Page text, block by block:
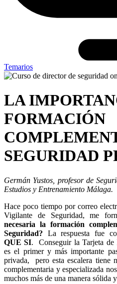
Temarios
LA
FORMACIÓN
SEGURIDAD
Germán Yustos, profesor de
Estudios y Entrenamiento Málaga.
Hace poco tiempo por correo
Vigilante de Seguridad, me
necesaria la formación
Seguridad? La respuesta fue
QUE SI. Conseguir la Tarjeta de
es el primer y más importante
privada, pero esta escalera tiene
complementaria y especializada
muchos más de una manera sólida